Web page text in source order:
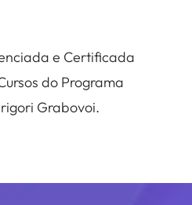
e Certificada
do Programa
Grabovoi.